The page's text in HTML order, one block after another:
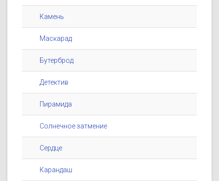
Камень
Маскарад
Бутерброд
Детектив
Пирамида
Солнечное затмение
Сердце
Карандаш